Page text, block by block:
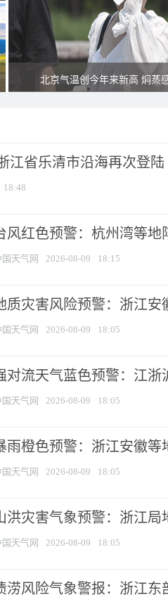
北京气温创今年来新高 焖蒸
江省乐清市沿海再次登陆
18:48
风红色预警：杭州湾等地
国天气网 2026-08-09 18:15
质灾害风险预警：浙江安
国天气网 2026-08-09 18:05
对流天气蓝色预警：江浙
国天气网 2026-08-09 18:05
雨橙色预警：浙江安徽等
国天气网 2026-08-09 18:05
洪灾害气象预警：浙江
国天气网 2026-08-09 18:05
涝风险气象警报：浙江